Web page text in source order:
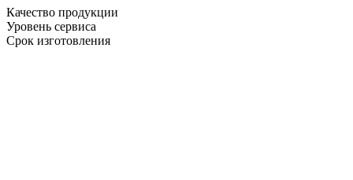
Качество продукции
Уровень сервиса
Срок изготовления